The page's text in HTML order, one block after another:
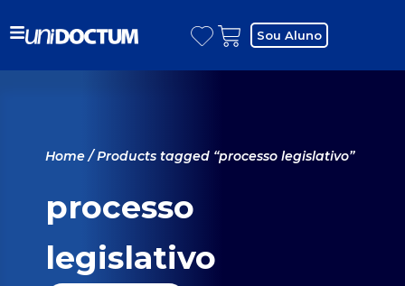
Sou Aluno
Home/ Products tagged “processo legislativo”
processo
legislativo